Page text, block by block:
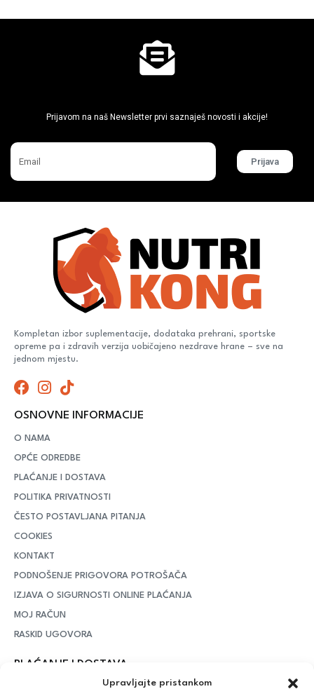
Upravljajte pristankom
Prijavom na naš Newsletter prvi saznaješ novosti i akcije!
Prijava
Kompletan izbor suplementacije, dodataka prehrani, sportske
opreme pa i zdravih verzija uobičajeno nezdrave hrane – sve na
jednom mjestu.
OSNOVNE INFORMACIJE
O NAMA
OPĆE ODREDBE
PLAĆANJE I DOSTAVA
POLITIKA PRIVATNOSTI
ČESTO POSTAVLJANA PITANJA
COOKIES
KONTAKT
PODNOŠENJE PRIGOVORA POTROŠAČA
IZJAVA O SIGURNOSTI ONLINE PLAĆANJA
MOJ RAČUN
RASKID UGOVORA
PLAĆANJE I DOSTAVA